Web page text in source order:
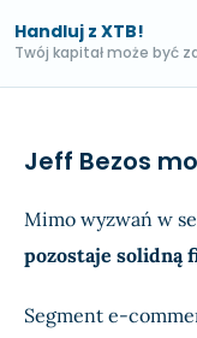
Handluj z XTB!
Twój kapitał może być
Jeff Bezos
Mimo wyzwań w
pozostaje solidną
Segment e-